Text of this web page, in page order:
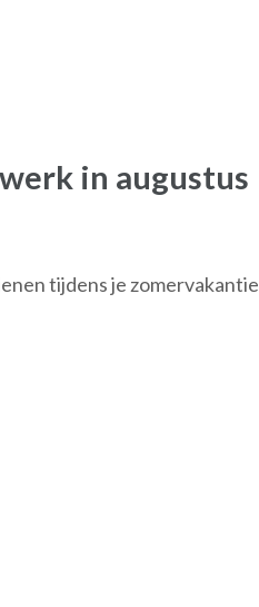
in augustus
tijdens je zomervakantie